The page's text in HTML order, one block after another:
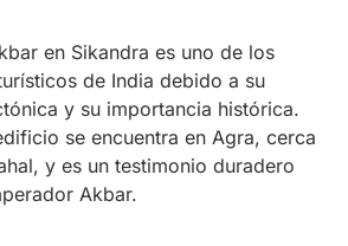
en Sikandra es uno de los
de India debido a su
y su importancia histórica.
se encuentra en Agra, cerca
y es un testimonio duradero
Akbar.